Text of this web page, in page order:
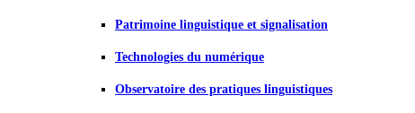
Patrimoine linguistique et signalisation
Technologies du numérique
Observatoire des pratiques linguistiques